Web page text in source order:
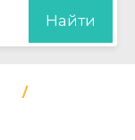
Найти